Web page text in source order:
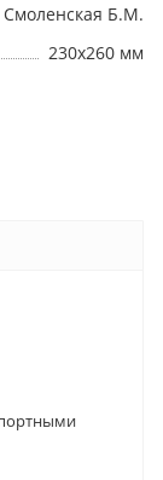
Смоленская Б.М.
230х260 мм